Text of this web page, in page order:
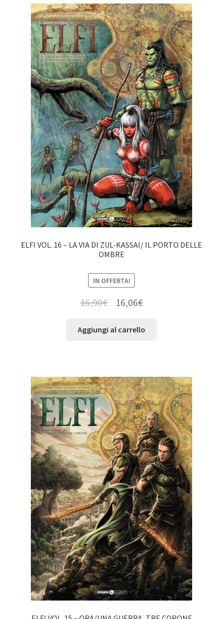
ELFI VOL. 16 – LA VIA DI ZUL-KASSAI/ IL PORTO DELLE
OMBRE
IN OFFERTA!
16,90€ 16,06€
Aggiungi al carrello